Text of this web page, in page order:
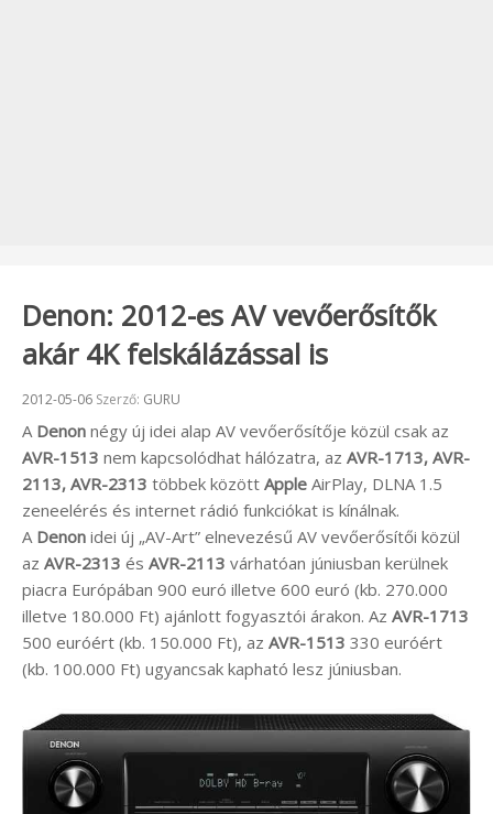
Denon: 2012-es AV vevőerősítők
akár 4K felskálázással is
Beküldve:
2012-05-06 Szerző: GURU
A Denon négy új idei alap AV vevőerősítője közül csak az
AVR-1513 nem kapcsolódhat hálózatra, az AVR-1713, AVR-
2113, AVR-2313 többek között Apple AirPlay, DLNA 1.5
zeneelérés és internet rádió funkciókat is kínálnak.
A Denon idei új „AV-Art” elnevezésű AV vevőerősítői közül
az AVR-2313 és AVR-2113 várhatóan júniusban kerülnek
piacra Európában 900 euró illetve 600 euró (kb. 270.000
illetve 180.000 Ft) ajánlott fogyasztói árakon. Az AVR-1713
500 euróért (kb. 150.000 Ft), az AVR-1513 330 euróért
(kb. 100.000 Ft) ugyancsak kapható lesz júniusban.